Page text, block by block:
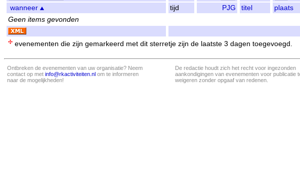
wanneer tijd PJG titel plaats
Geen items gevonden
evenementen die zijn gemarkeerd met dit sterretje zijn de laatste 3 dagen toegevoegd.
Ontbreken de evenementen van uw organisatie? Neem
contact op met info@rkactiviteiten.nl om te informeren
naar de mogelijkheden!
De redactie houdt zich het recht voor ingezonden
aankondigingen van evenementen voor publicatie
weigeren zonder opgaaf van redenen.